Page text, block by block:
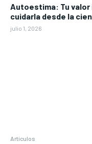
Autoestima: Tu valor
cuidarla desde la
julio 1, 2026
Artículos